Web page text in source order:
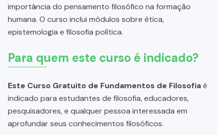
importância do pensamento filosófico na formação
humana. O curso inclui módulos sobre ética,
epistemologia e filosofia política.
Para quem este curso é indicado?
Este Curso Gratuito de Fundamentos de Filosofiaé
indicado para estudantes de filosofia, educadores,
pesquisadores, e qualquer pessoa interessada em
aprofundar seus conhecimentos filosóficos.